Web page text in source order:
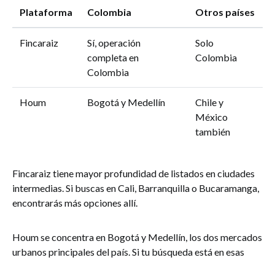
Plataforma Colombia Otros países
Fincaraiz
Sí, operación
completa en
Colombia
Solo
Colombia
Houm Bogotá y Medellín
Chile y
México
también
Fincaraiz tiene mayor profundidad de listados en ciudades
intermedias. Si buscas en Cali, Barranquilla o Bucaramanga,
encontrarás más opciones allí.
Houm se concentra en Bogotá y Medellín, los dos mercados
urbanos principales del país. Si tu búsqueda está en esas